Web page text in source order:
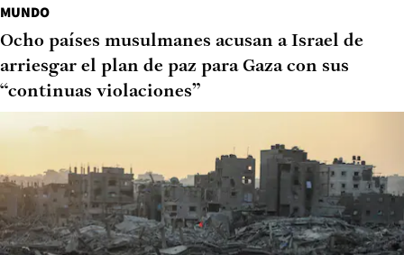
MUNDO
Ocho países musulmanes acusan a Israel de
arriesgar el plan de paz para Gaza con sus
“continuas violaciones”